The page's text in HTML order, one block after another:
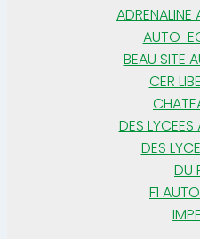
AUTO-
BEAU SITE
CER
DES
DES
DU
F1